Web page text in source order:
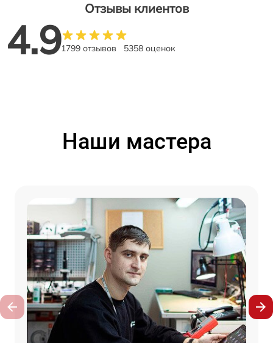
Отзывы клиентов
4.91799 отзывов 5358 оценок
Наши мастера